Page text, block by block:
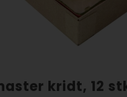
kridt, 12